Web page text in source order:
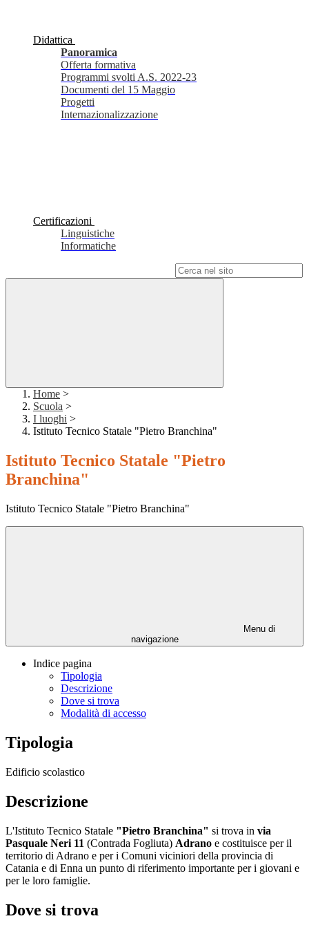
Didattica
Panoramica
Offerta formativa
Programmi svolti A.S. 2022-23
Documenti del 15 Maggio
Progetti
Internazionalizzazione
Certificazioni
Linguistiche
Informatiche
Home >
Scuola >
I luoghi >
Istituto Tecnico Statale "Pietro Branchina"
Istituto Tecnico Statale "Pietro
Branchina"
Istituto Tecnico Statale "Pietro Branchina"
Menu di
navigazione
Indice pagina
Tipologia
Descrizione
Dove si trova
Modalità di accesso
Tipologia
Edificio scolastico
Descrizione
L'Istituto Tecnico Statale "Pietro Branchina" si trova in via
Pasquale Neri 11 (Contrada Fogliuta) Adrano e costituisce per il
territorio di Adrano e per i Comuni viciniori della provincia di
Catania e di Enna un punto di riferimento importante per i giovani e
per le loro famiglie.
Dove si trova